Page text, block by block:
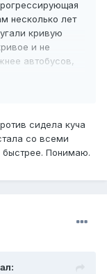
несколько лет
кривую
и не
автобусов,
сидела куча
со всеми
быстрее. Понимаю.